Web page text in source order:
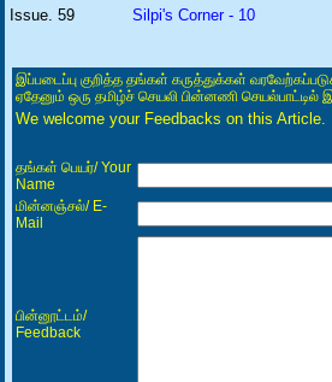
Issue. 59 Silpi's Corner - 10
இப்படைப்பு குறித்த தங்கள் கருத்துக்கள்
ஏதேனும் ஒரு தமிழ்ச் செயலி பின்னணி செயல்பாட்டில்
We welcome your Feedbacks on this
தங்கள் பெயர்/ Your
Name
மின்னஞ்சல்/ E-
Mail
பின்னூட்டம்/
Feedback